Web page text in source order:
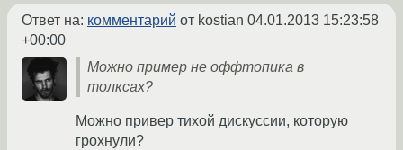
Ответ на: комментарий от kostian 04.01.2013 15:23:58
+00:00
Можно пример не оффтопика в
толксах?
Можно привер тихой дискуссии, которую
грохнули?